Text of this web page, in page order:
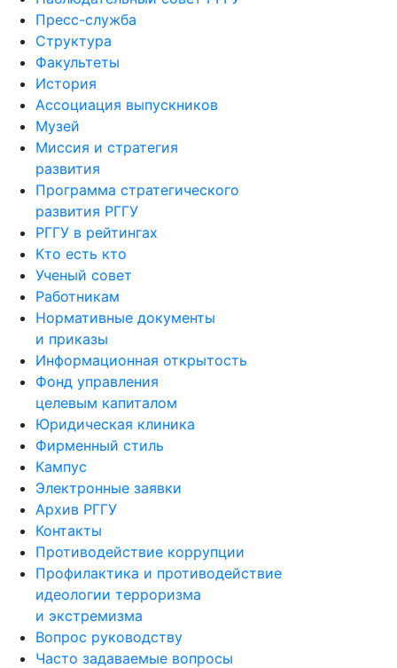
Пресс-служба
Структура
Факультеты
История
Ассоциация выпускников
Музей
Миссия и стратегия
развития
Программа стратегического
развития РГГУ
РГГУ в рейтингах
Кто есть кто
Ученый совет
Работникам
Нормативные документы
и приказы
Информационная открытость
Фонд управления
целевым капиталом
Юридическая клиника
Фирменный стиль
Кампус
Электронные заявки
Архив РГГУ
Контакты
Противодействие коррупции
Профилактика и противодействие
идеологии терроризма
и экстремизма
Вопрос руководству
Часто задаваемые вопросы